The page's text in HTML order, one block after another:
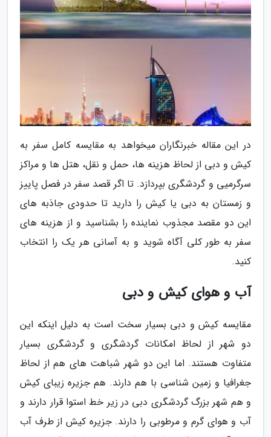
در این مقاله خبرنگاران میخواهد به مقایسه کامل سفر به
کیش و دبی از لحاظ هزینه ها، حمل و نقل، هتل ها و مراکز
سرگرمیی و گردشگری بپردازد. تا اگر قصد سفر در فصل پاییز
و زمستان به دبی یا کیش را دارید تا حدودی جاذبه های
این دو مقصد مجذوب نماینده را بشناسید و از هزینه های
سفر به طور کلی آگاه شوید و به آسانی هر یک را انتخاب
کنید.
آب و هوای کیش و دبی
مقایسه کیش و دبی بسیار سخت است به دلیل اینکه این
دو شهر از لحاظ امکانات گردشگری و گردشگری بسیار
متفاوت هستند. اما این دو شهر شباهت های هم از لحاظ
جغرافیا و زمین شناسی با هم دارند. هم جزیره زیبای کیش
و هم شهر بزرگ گردشگری دبی در زیر خط استوا قرار دارند و
آب و هوای گرم و مرطوبی را دارند. جزیره کیش از طرف آب